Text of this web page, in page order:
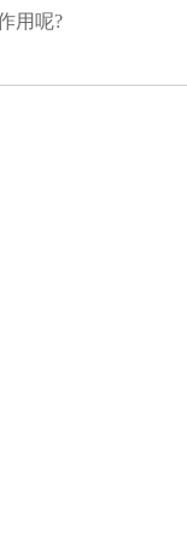
用呢?